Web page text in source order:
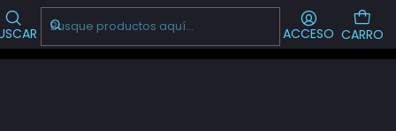
ACCESO CARRO
Visítanos!--> CL